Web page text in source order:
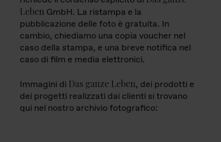
Leben GmbH. La ristampa e la
pubblicazione delle foto è gratuita. In
cambio, chiediamo una copia voucher nel
caso della stampa, e una breve notifica nel
caso di film e media elettronici.
Immagini di Das ganze Leben, dei prodotti e
dei progetti realizzati dai clienti si trovano
qui nel nostro archivio fotografico: